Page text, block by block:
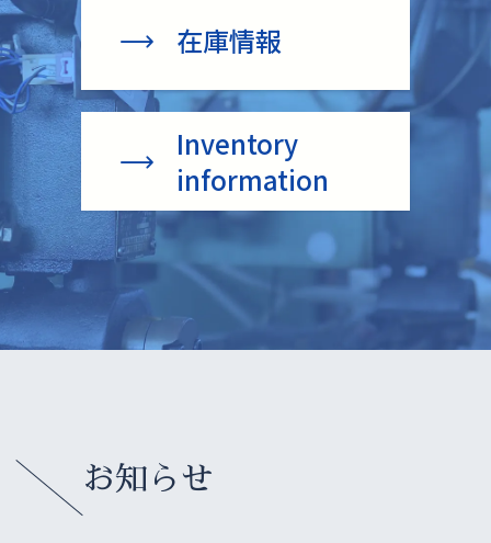
在庫情報
Inventory
information
お知らせ